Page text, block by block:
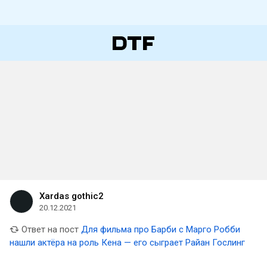
Xardas gothic2
20.12.2021
Ответ на пост Для фильма про Барби с Марго Робби
нашли актёра на роль Кена — его сыграет Райан Гослинг